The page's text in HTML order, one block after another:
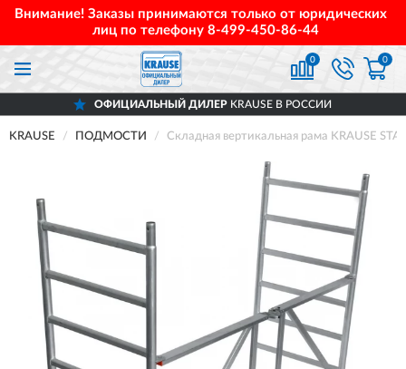
Внимание! Заказы принимаются только от юридических
лиц по телефону 8-499-450-86-44
0 0
ОФИЦИАЛЬНЫЙ ДИЛЕРKRAUSE В РОССИИ
KRAUSE ПОДМОСТИ Складная вертикальная рама KRAUSE